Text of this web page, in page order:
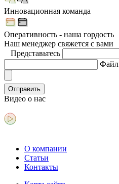
Инновационная команда
Оперативность - наша гордость
Наш менеджер свяжется с вами
Представьтесь
Файл
Отправить
Видео о нас
О компании
Статьи
Контакты